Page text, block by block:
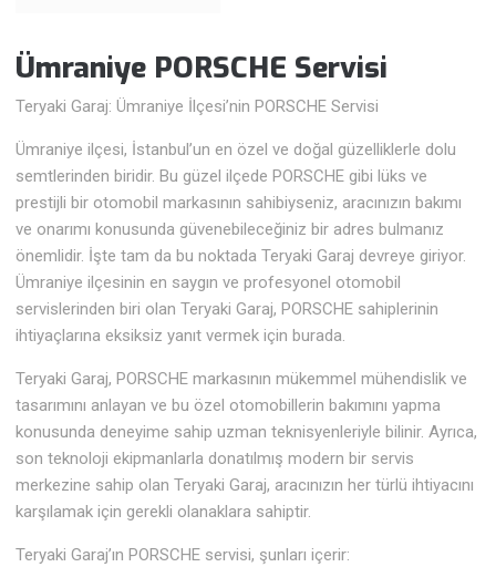
Ümraniye PORSCHE Servisi
Teryaki Garaj: Ümraniye İlçesi’nin PORSCHE Servisi
Ümraniye ilçesi, İstanbul’un en özel ve doğal güzelliklerle dolu
semtlerinden biridir. Bu güzel ilçede PORSCHE gibi lüks ve
prestijli bir otomobil markasının sahibiyseniz, aracınızın bakımı
ve onarımı konusunda güvenebileceğiniz bir adres bulmanız
önemlidir. İşte tam da bu noktada Teryaki Garaj devreye giriyor.
Ümraniye ilçesinin en saygın ve profesyonel otomobil
servislerinden biri olan Teryaki Garaj, PORSCHE sahiplerinin
ihtiyaçlarına eksiksiz yanıt vermek için burada.
Teryaki Garaj, PORSCHE markasının mükemmel mühendislik ve
tasarımını anlayan ve bu özel otomobillerin bakımını yapma
konusunda deneyime sahip uzman teknisyenleriyle bilinir. Ayrıca,
son teknoloji ekipmanlarla donatılmış modern bir servis
merkezine sahip olan Teryaki Garaj, aracınızın her türlü ihtiyacını
karşılamak için gerekli olanaklara sahiptir.
Teryaki Garaj’ın PORSCHE servisi, şunları içerir: